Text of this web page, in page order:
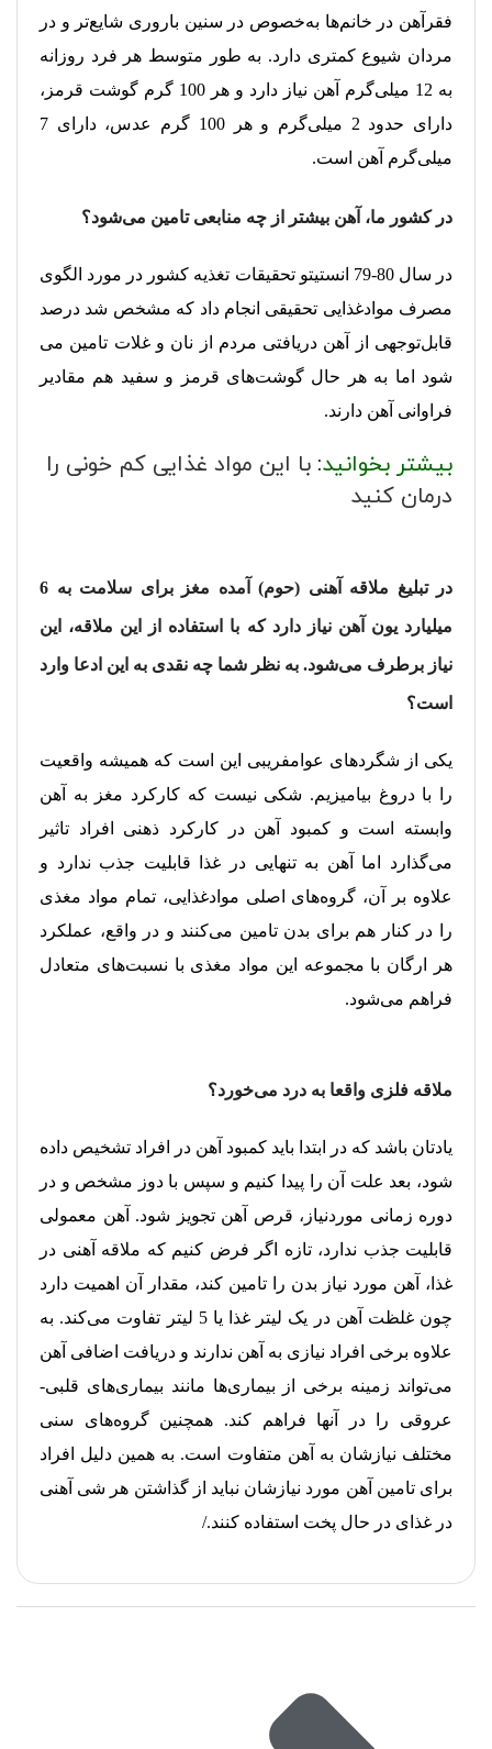
فقرآهن در خانم‌ها به‌خصوص در سنین باروری شایع‌تر و در
مردان شیوع کمتری دارد. به طور متوسط هر فرد روزانه
به 12 میلی‌گرم آهن نیاز دارد و هر 100 گرم گوشت قرمز،
دارای حدود 2 میلی‌گرم و هر 100 گرم عدس، دارای 7
میلی‌گرم آهن است.
در کشور ما، آهن بیشتر از چه منابعی تامین می‌شود؟
در سال 80-79 انستیتو تحقیقات تغذیه کشور در مورد الگوی
مصرف موادغذایی تحقیقی انجام داد که مشخص شد درصد
قابل‌توجهی از آهن دریافتی مردم از نان و غلات تامین می
شود اما به هر حال گوشت‌های قرمز و سفید هم مقادیر
فراوانی آهن دارند.
بیشتر بخوانید: با این مواد غذایی کم خونی را
درمان کنید
در تبلیغ ملاقه آهنی (حوم) آمده مغز برای سلامت به 6
میلیارد یون آهن نیاز دارد که با استفاده از این ملاقه، این
نیاز برطرف می‌شود. به نظر شما چه نقدی به این ادعا وارد
است؟
یکی از شگردهای عوامفریبی این است که همیشه واقعیت
را با دروغ بیامیزیم. شکی نیست که کارکرد مغز به آهن
وابسته است و کمبود آهن در کارکرد ذهنی افراد تاثیر
می‌گذارد اما آهن به تنهایی در غذا قابلیت جذب ندارد و
علاوه بر آن، گروه‌های اصلی موادغذایی، تمام مواد مغذی
را در کنار هم برای بدن تامین می‌کنند و در واقع، عملکرد
هر ارگان با مجموعه این مواد مغذی با نسبت‌های متعادل
فراهم می‌شود.
ملاقه فلزی واقعا به درد می‌خورد؟
یادتان باشد که در ابتدا باید کمبود آهن در افراد تشخیص داده
شود، بعد علت آن را پیدا کنیم و سپس با دوز مشخص و در
دوره زمانی موردنیاز، قرص آهن تجویز شود. آهن معمولی
قابلیت جذب ندارد، تازه اگر فرض کنیم که ملاقه آهنی در
غذا، آهن مورد نیاز بدن را تامین کند، مقدار آن اهمیت دارد
چون غلظت آهن در یک لیتر غذا یا 5 لیتر تفاوت می‌کند. به
علاوه برخی افراد نیازی به آهن ندارند و دریافت اضافی آهن
می‌تواند زمینه برخی از بیماری‌ها مانند بیماری‌های قلبی-
عروقی را در آنها فراهم کند. همچنین گروه‌های سنی
مختلف نیازشان به آهن متفاوت است. به همین دلیل افراد
برای تامین آهن مورد نیازشان نباید از گذاشتن هر شی آهنی
در غذای در حال پخت استفاده کنند./